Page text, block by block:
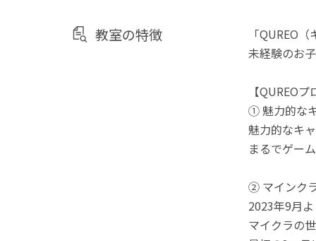
教室の特徴
「QUREO
未経験のお
【QUREO
① 魅力的な
魅力的なキ
まるでゲー
② マインク
2023年9月
マイクラの